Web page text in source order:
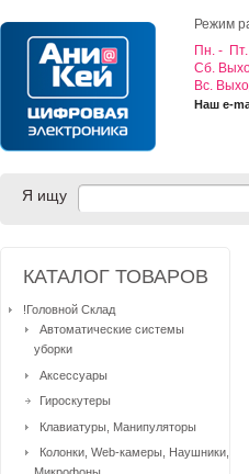
Режим
Пн. -
Cб.
Вс.
Наш e-
Я ищу
КАТАЛОГ ТОВАРОВ
!Головной Склад
Автоматические системы
уборки
Аксессуары
Гироскутеры
Клавиатуры, Манипуляторы
Колонки, Web-камеры, Наушники,